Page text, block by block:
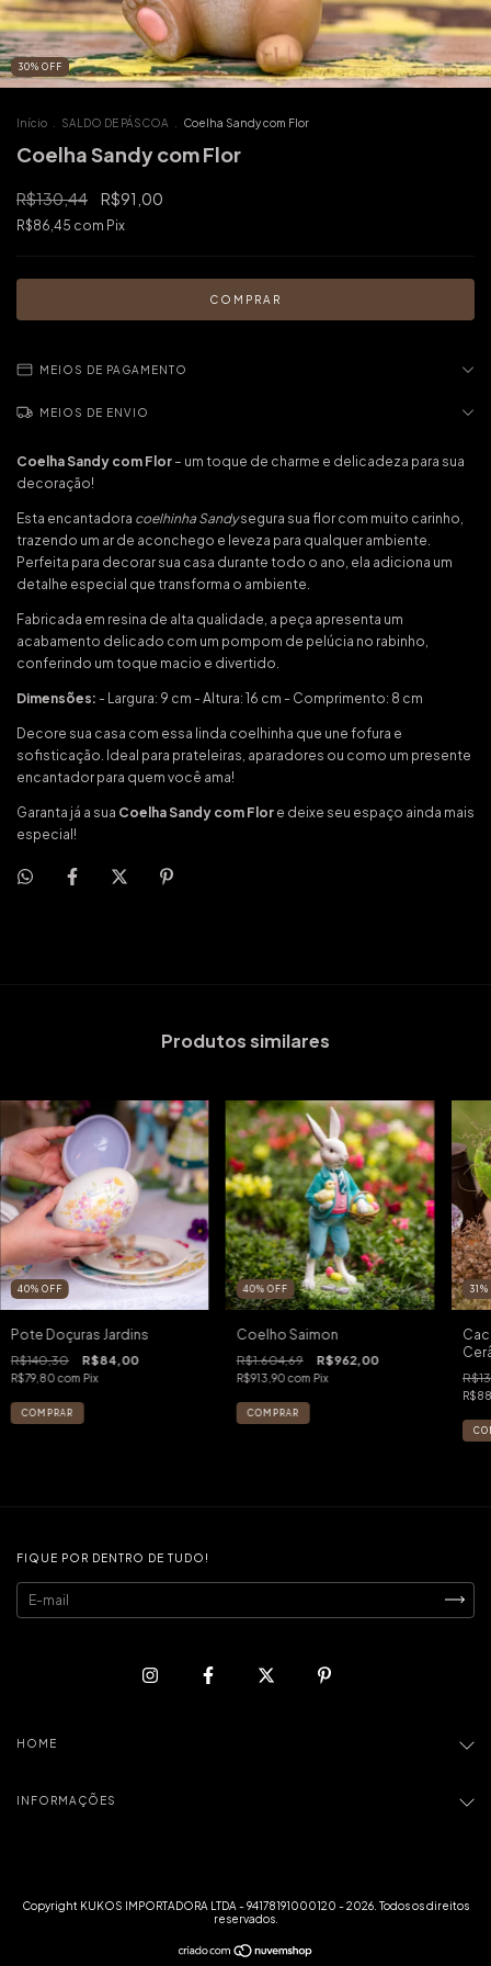
30% OFF
Início SALDO DE PÁSCOA Coelha Sandy com Flor
Coelha Sandy com Flor
R$130,44 R$91,00
R$86,45 com Pix
MEIOS DE PAGAMENTO
MEIOS DE ENVIO
Coelha Sandy com Flor – um toque de charme e delicadeza para sua
decoração!
Esta encantadora coelhinha Sandysegura sua flor com muito carinho,
trazendo um ar de aconchego e leveza para qualquer ambiente.
Perfeita para decorar sua casa durante todo o ano, ela adiciona um
detalhe especial que transforma o ambiente.
Fabricada em resina de alta qualidade, a peça apresenta um
acabamento delicado com um pompom de pelúcia no rabinho,
conferindo um toque macio e divertido.
Dimensões: - Largura: 9 cm - Altura: 16 cm - Comprimento: 8 cm
Decore sua casa com essa linda coelhinha que une fofura e
sofisticação. Ideal para prateleiras, aparadores ou como um presente
encantador para quem você ama!
Garanta já a sua Coelha Sandy com Flor e deixe seu espaço ainda mais
especial!
Produtos similares
40% OFF
Pote Doçuras Jardins
R$140,30 R$84,00
R$79,80com Pix
40%OFF
Coelho Saimon
R$1.604,69 R$962,00
R$913,90com Pix
31 %
FIQUE POR DENTRO DE TUDO!
HOME
INFORMAÇÕES
Copyright KUKOS IMPORTADORA LTDA - 94178191000120 - 2026. Todos os direitos
reservados.